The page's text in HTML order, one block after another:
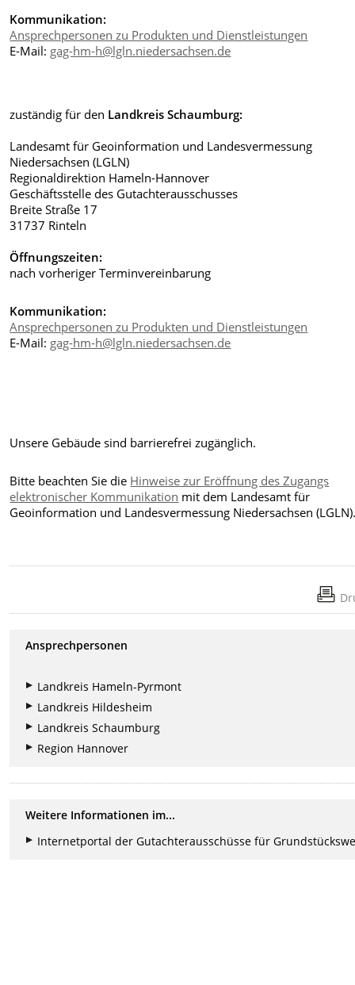
Kommunikation:
Ansprechpersonen zu Produkten und Dienstleistungen
E-Mail: gag-hm-h@lgln.niedersachsen.de
zuständig für den Landkreis Schaumburg:
Landesamt für Geoinformation und Landesvermessung
Niedersachsen (LGLN)
Regionaldirektion Hameln-Hannover
Geschäftsstelle des Gutachterausschusses
Breite Straße 17
31737 Rinteln
Öffnungszeiten:
nach vorheriger Terminvereinbarung
Kommunikation:
Ansprechpersonen zu Produkten und Dienstleistungen
E-Mail: gag-hm-h@lgln.niedersachsen.de
Unsere Gebäude sind barrierefrei zugänglich.
Bitte beachten Sie die Hinweise zur Eröffnung des Zugangs
elektronischer Kommunikation mit dem Landesamt für
Geoinformation und Landesvermessung Niedersachsen
Ansprechpersonen
Landkreis Hameln-Pyrmont
Landkreis Hildesheim
Landkreis Schaumburg
Region Hannover
Weitere Informationen im...
Internetportal der Gutachterausschüsse für